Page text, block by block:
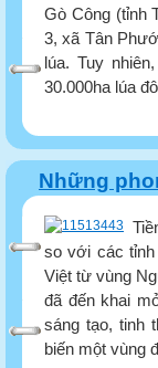
Gò Công (tỉnh
3, xã Tân
lúa. Tuy
30.000ha lúa
Những
so với các
Việt từ vùng
đã đến khai
sáng tạo, tinh
biến một vùng